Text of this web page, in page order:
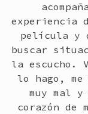
experiencia
película y
buscar
la escucho.
lo hago,
muy mal
corazón